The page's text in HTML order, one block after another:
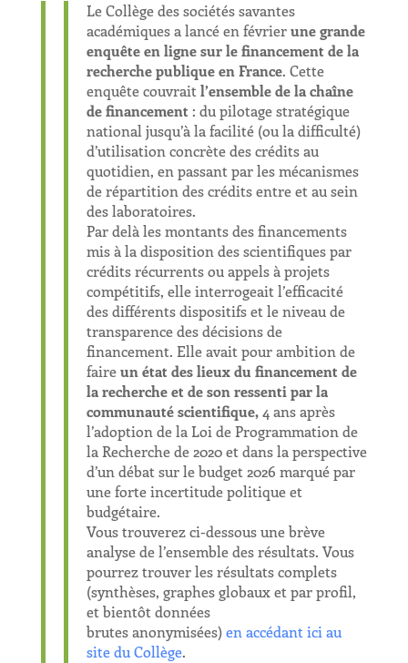
Le Collège des sociétés savantes
académiques a lancé en févrierune grande
enquête en ligne sur le financement de la
recherche publique en France. Cette
enquête couvraitl’ensemble de la chaîne
de financement : du pilotage stratégique
national jusqu’à la facilité (ou la difficulté)
d’utilisation concrète des crédits au
quotidien, en passant par les mécanismes
de répartition des crédits entre et au sein
des laboratoires.
Par delà les montants des financements
mis à la disposition des scientifiques par
crédits récurrents ou appels à projets
compétitifs, elle interrogeait l’efficacité
des différents dispositifs et le niveau de
transparence des décisions de
financement. Elle avait pour ambition de
faireun état des lieux dufinancement de
la rechercheet desonressenti par la
communauté scientifique,4 ans après
l’adoption de la Loi de Programmation de
la Recherche de 2020 et dans la perspective
d’un débat sur le budget 2026 marqué par
une forte incertitude politique et
budgétaire.
Vous trouverez ci-dessous une brève
analyse de l’ensemble des résultats. Vous
pourrez trouver les résultats complets
(synthèses, graphes globaux et par profil,
et bientôt données
brutes anonymisées)en accédant ici au
site du Collège.